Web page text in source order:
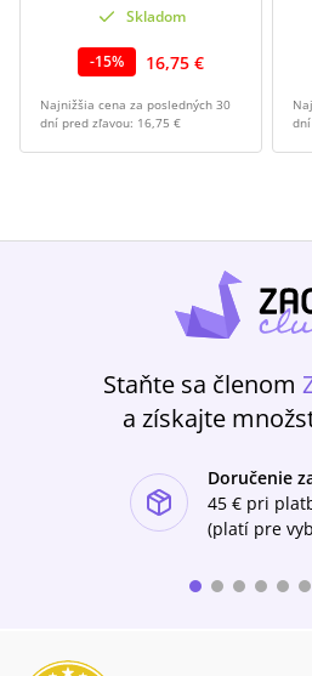
Skladom
-15% 16,75 €
Najnižšia cena za posledných 30
dní pred zľavou: 16,75 €
Staňte sa členom
a získajte
Doručenie
45 € pri
(platí pre